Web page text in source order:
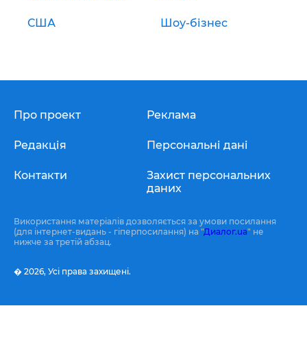
США Шоу-бізнес
Про проект
Редакція
Контакти
Реклама
Персональні дані
Захист персональних
даних
Використання матеріалів дозволяється за умови посилання
(для інтернет-видань - гіперпосилання) на "Диалог.ua" не
нижче за третій абзац.
� 2026, Усі права захищені.